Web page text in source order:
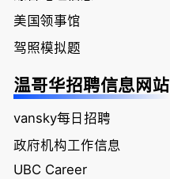
美国领事馆
驾照模拟题
温哥华招聘信息网站
vansky每日招聘
政府机构工作信息
UBC Career